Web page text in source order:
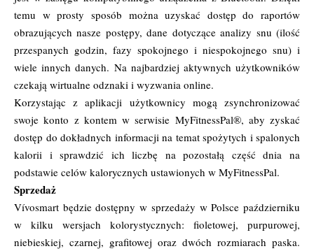
temu w prosty sposób można uzyskać dostęp do raportów
obrazujących nasze postępy, dane dotyczące analizy snu (ilość
przespanych godzin, fazy spokojnego i niespokojnego snu) i
wiele innych danych. Na najbardziej aktywnych użytkowników
czekają wirtualne odznaki i wyzwania online.
Korzystając z aplikacji użytkownicy mogą zsynchronizować
swoje konto z kontem w serwisie MyFitnessPal®, aby zyskać
dostęp do dokładnych informacji na temat spożytych i spalonych
kalorii i sprawdzić ich liczbę na pozostałą część dnia na
podstawie celów kalorycznych ustawionych w MyFitnessPal.
Sprzedaż
Vívosmart będzie dostępny w sprzedaży w Polsce październiku
w kilku wersjach kolorystycznych: fioletowej, purpurowej,
niebieskiej, czarnej, grafitowej oraz dwóch rozmiarach paska.